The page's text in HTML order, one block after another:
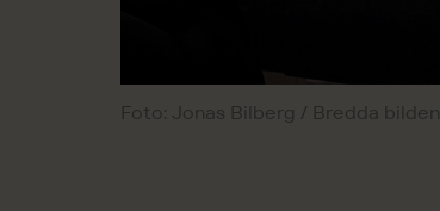
Foto: Jonas Bilberg / Bredda bilden